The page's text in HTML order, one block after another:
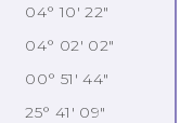
04° 10' 22"
04° 02' 02"
00° 51' 44"
25° 41' 09"